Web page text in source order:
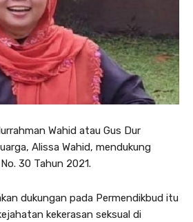
Wahid atau Gus Dur
Alissa Wahid, mendukung
30 Tahun 2021.
dukungan pada Permendikbud itu
kekerasan seksual di